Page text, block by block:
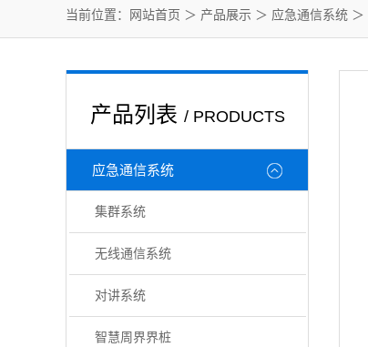
当前位置： 网站首页 ＞ 产品展示 ＞ 应急通信系统 ＞
产品列表 / PRODUCTS
应急通信系统
集群系统
无线通信系统
对讲系统
智慧周界界桩